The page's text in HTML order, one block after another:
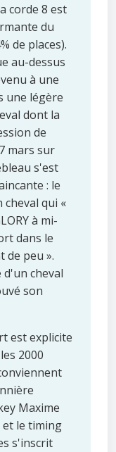
corde 8 est
du
de places).
au-dessus
à une
une légère
dont la
de
mars sur
s'est
: le
qui «
à mi-
dans le
de peu ».
d'un cheval
son
est explicite
2000
Maxime
et le timing
s'inscrit